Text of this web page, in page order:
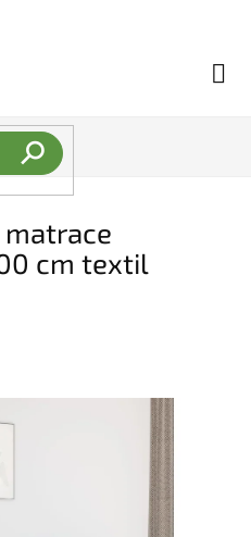
matrace
cm textil
z 5 hvězdiček.